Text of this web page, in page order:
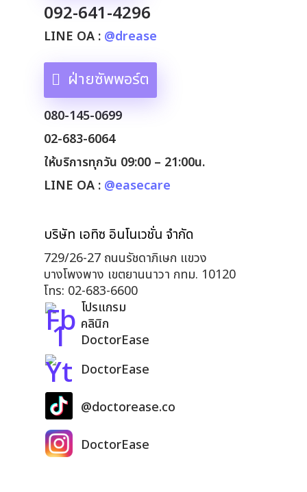
092-641-4296
LINE OA : @drease
ฝ่ายซัพพอร์ต
080-145-0699
02-683-6064
ให้บริการทุกวัน 09:00 – 21:00น.
LINE OA : @easecare
บริษัท เอทิซ อินโนเวชั่น จำกัด
729/26-27 ถนนรัชดาภิเษก แขวง
บางโพงพาง เขตยานนาวา กทม. 10120
โทร: 02-683-6600
โปรแกรม
คลินิก
DoctorEase
DoctorEase
@doctorease.co
DoctorEase